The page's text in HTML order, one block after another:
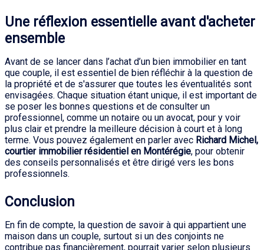
Une réflexion essentielle avant d'acheter
ensemble
Avant de se lancer dans l’achat d’un bien immobilier en tant
que couple, il est essentiel de bien réfléchir à la question de
la propriété et de s'assurer que toutes les éventualités sont
envisagées. Chaque situation étant unique, il est important de
se poser les bonnes questions et de consulter un
professionnel, comme un notaire ou un avocat, pour y voir
plus clair et prendre la meilleure décision à court et à long
terme. Vous pouvez également en parler avec Richard Michel,
courtier immobilier résidentiel en Montérégie, pour obtenir
des conseils personnalisés et être dirigé vers les bons
professionnels.
Conclusion
En fin de compte, la question de savoir à qui appartient une
maison dans un couple, surtout si un des conjoints ne
contribue pas financièrement, pourrait varier selon plusieurs